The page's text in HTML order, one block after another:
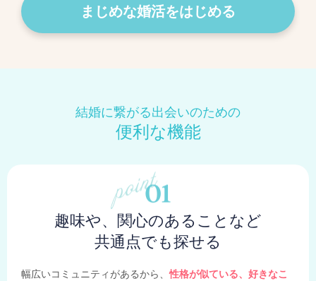
まじめな婚活をはじめる
結婚に繋がる出会いのための
便利な機能
趣味や、関心のあることなど
共通点でも探せる
幅広いコミュニティがあるから、性格が似ている、好きなこ